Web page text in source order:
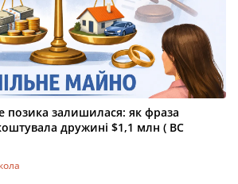
позика залишилася: як фраза
дружині $1,1 млн ( ВС